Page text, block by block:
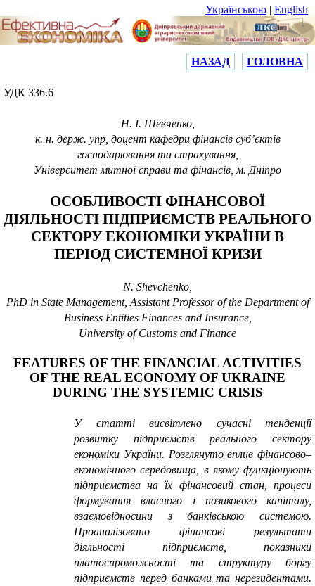
Українською | English
НАЗАД ГОЛОВНА
УДК 336.6
Н. І. Шевченко,
к. н. держ. упр, доцент кафедри фінансів суб’єктів
господарювання та страхування,
Університет митної справи та фінансів, м. Дніпро
ОСОБЛИВОСТІ ФІНАНСОВОЇ
ДІЯЛЬНОСТІ ПІДПРИЄМСТВ РЕАЛЬНОГО
СЕКТОРУ ЕКОНОМІКИ УКРАЇНИ В
ПЕРІОД СИСТЕМНОЇ КРИЗИ
N. Shevchenko,
PhD in State Management, Assistant Professor of the Department of
Business Entities Finances and Insurance,
University of Customs and Finance
FEATURES OF THE FINANCIAL ACTIVITIES
OF THE REAL ECONOMY OF UKRAINE
DURING THE SYSTEMIC CRISIS
У статті висвітлено сучасні тенденції
розвитку підприємств реального сектору
економіки України. Розглянуто вплив фінансово–
економічного середовища, в якому функціонують
підприємства на їх фінансовий стан, процеси
формування власного і позикового капіталу,
взаємовідносини з банківською системою.
Проаналізовано фінансові результати
діяльності підприємств, показники
платоспроможності та структуру боргу
підприємств перед банками та нерезидентами.